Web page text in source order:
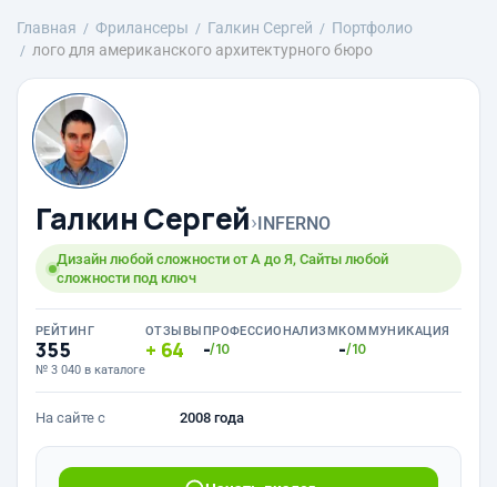
Главная Фрилансеры Галкин Сергей
Портфолио
лого для американского архитектурного бюро
Галкин Сергей›INFERNO
Дизайн любой сложности от А до Я, Сайты любой
сложности под ключ
РЕЙТИНГ
355
№ 3 040 в каталоге
ОТЗЫВЫ
64
ПРОФЕССИОНАЛИЗМ
-/10
КОММУНИКАЦИЯ
-/10
На сайте с 2008 года